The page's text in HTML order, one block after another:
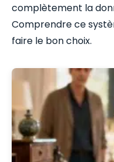
complètement la
Comprendre ce
faire le bon choix.